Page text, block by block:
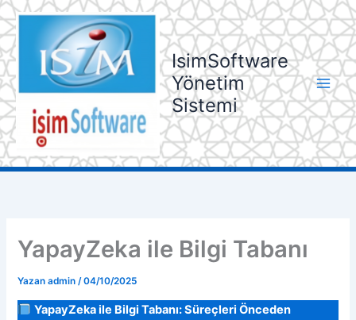
İçeriğe
atla
IsimSoftware
Yönetim
Sistemi
YapayZeka ile Bilgi Tabanı
Yazan admin/04/10/2025
YapayZeka ile Bilgi Tabanı: Süreçleri Önceden